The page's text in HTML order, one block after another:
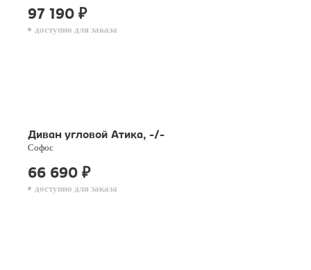
97 190 ₽
доступно для заказа
Диван угловой Атика, -/-
Софос
66 690 ₽
доступно для заказа